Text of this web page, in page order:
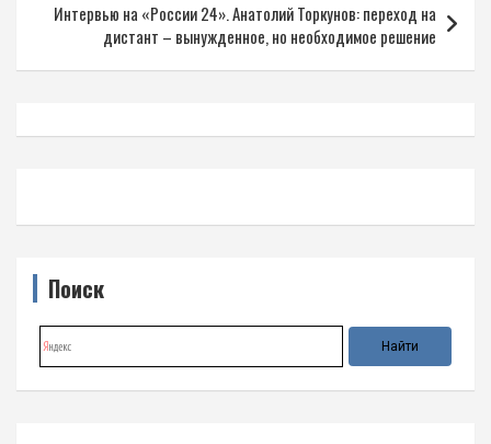
Интервью на «России 24». Анатолий Торкунов: переход на
дистант – вынужденное, но необходимое решение
Поиск